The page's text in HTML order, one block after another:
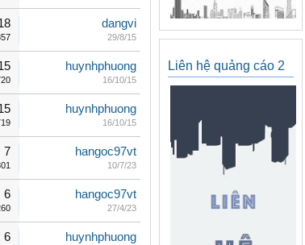
dangvi
29/8/15
huynhphuong
16/10/15
huynhphuong
16/10/15
7 hangoc97vt
10/7/23
6 hangoc97vt
27/4/23
6 huynhphuong
Liên hệ quảng cáo 2